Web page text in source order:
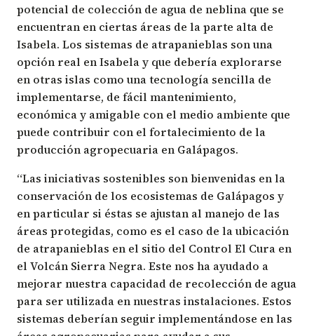
potencial de colección de agua de neblina que se
encuentran en ciertas áreas de la parte alta de
Isabela. Los sistemas de atrapanieblas son una
opción real en Isabela y que debería explorarse
en otras islas como una tecnología sencilla de
implementarse, de fácil mantenimiento,
económica y amigable con el medio ambiente que
puede contribuir con el fortalecimiento de la
producción agropecuaria en Galápagos.
“Las iniciativas sostenibles son bienvenidas en la
conservación de los ecosistemas de Galápagos y
en particular si éstas se ajustan al manejo de las
áreas protegidas, como es el caso de la ubicación
de atrapanieblas en el sitio del Control El Cura en
el Volcán Sierra Negra. Este nos ha ayudado a
mejorar nuestra capacidad de recolección de agua
para ser utilizada en nuestras instalaciones. Estos
sistemas deberían seguir implementándose en las